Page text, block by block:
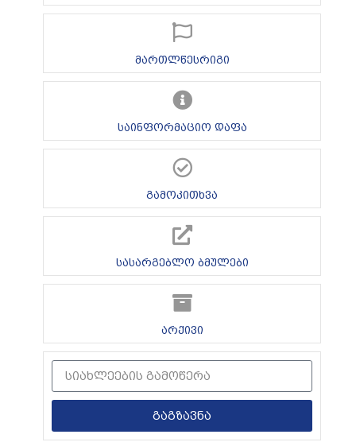
მართლწესრიგი
საინფორმაციო დაფა
გამოკითხვა
სასარგებლო ბმულები
არქივი
გაგზავნა